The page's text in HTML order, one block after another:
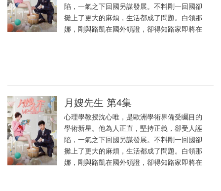
陷，一氣之下回國另謀發展。不料剛一回國卻
攤上了更大的麻煩，生活都成了問題。白領那
娜，剛與路凱在國外領證，卻得知路家即將在
月嫂先生 第4集
心理學教授沈心唯，是歐洲學術界備受矚目的
學術新星。他為人正直，堅持正義，卻受人誣
陷，一氣之下回國另謀發展。不料剛一回國卻
攤上了更大的麻煩，生活都成了問題。白領那
娜，剛與路凱在國外領證，卻得知路家即將在